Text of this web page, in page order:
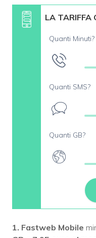
LA TARIFFA
Quanti Minuti?
Quanti SMS?
Quanti GB?
1. Fastweb Mobile